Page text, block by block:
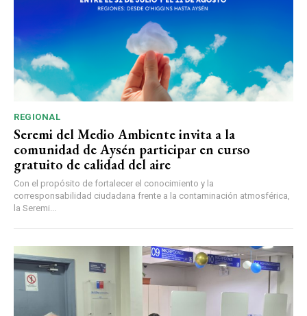
REGIONAL
Seremi del Medio Ambiente invita a la
comunidad de Aysén participar en curso
gratuito de calidad del aire
Con el propósito de fortalecer el conocimiento y la
corresponsabilidad ciudadana frente a la contaminación atmosférica,
la Seremi...